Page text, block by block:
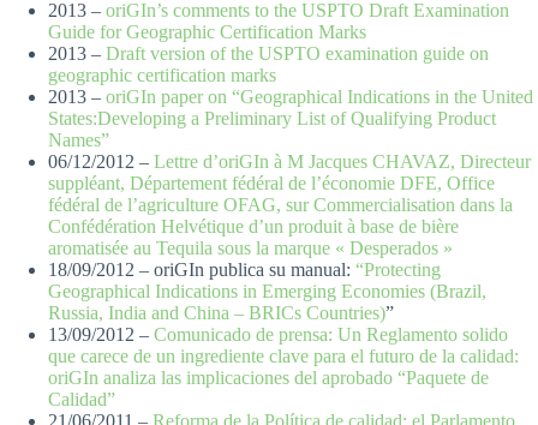
2013 – oriGIn’s comments to the USPTO Draft Examination
Guide for Geographic Certification Marks
2013 – Draft version of the USPTO examination guide on
geographic certification marks
2013 – oriGIn paper on “Geographical Indications in the United
States:Developing a Preliminary List of Qualifying Product
Names”
06/12/2012 – Lettre d’oriGIn à M Jacques CHAVAZ, Directeur
suppléant, Département fédéral de l’économie DFE, Office
fédéral de l’agriculture OFAG, sur Commercialisation dans la
Confédération Helvétique d’un produit à base de bière
aromatisée au Tequila sous la marque « Desperados »
18/09/2012 – oriGIn publica su manual: “Protecting
Geographical Indications in Emerging Economies (Brazil,
Russia, India and China – BRICs Countries)”
13/09/2012 – Comunicado de prensa: Un Reglamento solido
que carece de un ingrediente clave para el futuro de la calidad:
oriGIn analiza las implicaciones del aprobado “Paquete de
Calidad”
21/06/2011 – Reforma de la Política de calidad: el Parlamento